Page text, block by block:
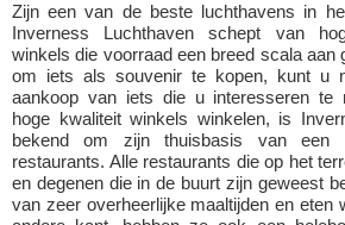
Zijn een van de beste luchthavens in
Inverness Luchthaven schept van
winkels die voorraad een breed scala aan
om iets als souvenir te kopen, kunt u
aankoop van iets die u interesseren te
hoge kwaliteit winkels winkelen, is
bekend om zijn thuisbasis van een
restaurants. Alle restaurants die op het
en degenen die in de buurt zijn geweest
van zeer overheerlijke maaltijden en eten